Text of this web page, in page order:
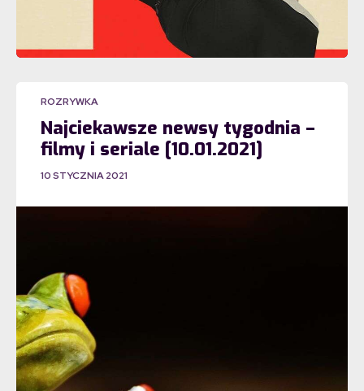
ROZRYWKA
Najciekawsze newsy tygodnia –
filmy i seriale [10.01.2021]
10 STYCZNIA 2021